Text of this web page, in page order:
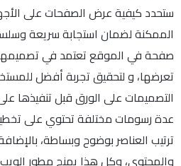
ستحدد كيفية عرض الصفحات على
الممكنة لضمان استجابة سريعة
صفحة في الموقع تعتمد في
تعرضها، و لتحقيق تجربة أفضل
التصميمات على الورق قبل تنفيذها
عدة رسومات مختلفة تحتوي على
ترتيب العناصر بوضوح وبساطة،
والمحتوى، وكل هذا يمنح مطور